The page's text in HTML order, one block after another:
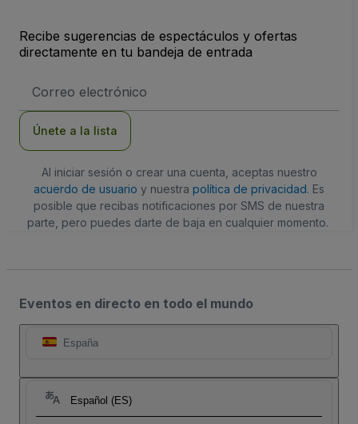
Recibe sugerencias de espectáculos y ofertas
directamente en tu bandeja de entrada
de
Únete a la lista
Al iniciar sesión o crear una cuenta, aceptas nuestro
acuerdo de usuario y nuestra política de privacidad. Es
posible que recibas notificaciones por SMS de nuestra
parte, pero puedes darte de baja en cualquier momento.
Eventos en directo en todo el mundo
España
Español (ES)